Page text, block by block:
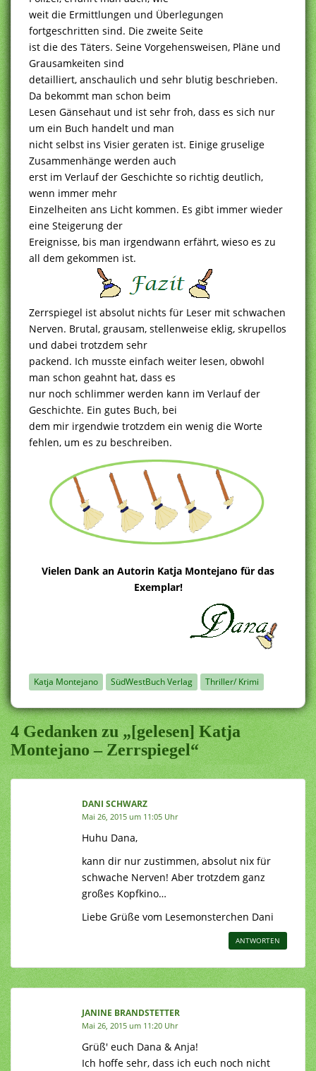
weit die Ermittlungen und Überlegungen
fortgeschritten sind. Die zweite Seite
ist die des Täters. Seine Vorgehensweisen, Pläne und
Grausamkeiten sind
detailliert, anschaulich und sehr blutig beschrieben.
Da bekommt man schon beim
Lesen Gänsehaut und ist sehr froh, dass es sich nur
um ein Buch handelt und man
nicht selbst ins Visier geraten ist. Einige gruselige
Zusammenhänge werden auch
erst im Verlauf der Geschichte so richtig deutlich,
wenn immer mehr
Einzelheiten ans Licht kommen. Es gibt immer wieder
eine Steigerung der
Ereignisse, bis man irgendwann erfährt, wieso es zu
all dem gekommen ist.
Zerrspiegel ist absolut nichts für Leser mit schwachen
Nerven. Brutal, grausam, stellenweise eklig, skrupellos
und dabei trotzdem sehr
packend. Ich musste einfach weiter lesen, obwohl
man schon geahnt hat, dass es
nur noch schlimmer werden kann im Verlauf der
Geschichte. Ein gutes Buch, bei
dem mir irgendwie trotzdem ein wenig die Worte
fehlen, um es zu beschreiben.
Vielen Dank an Autorin Katja Montejano für das
Exemplar!
Katja Montejano SüdWestBuch Verlag Thriller/ Krimi
4 Gedanken zu „[gelesen] Katja
Montejano – Zerrspiegel“
DANI SCHWARZ
Mai 26, 2015 um 11:05 Uhr
Huhu Dana,
kann dir nur zustimmen, absolut nix für
schwache Nerven! Aber trotzdem ganz
großes Kopfkino…
Liebe Grüße vom Lesemonsterchen Dani
ANTWORTEN
JANINE BRANDSTETTER
Mai 26, 2015 um 11:20 Uhr
Grüß' euch Dana & Anja!
Ich hoffe sehr, dass ich euch noch nicht